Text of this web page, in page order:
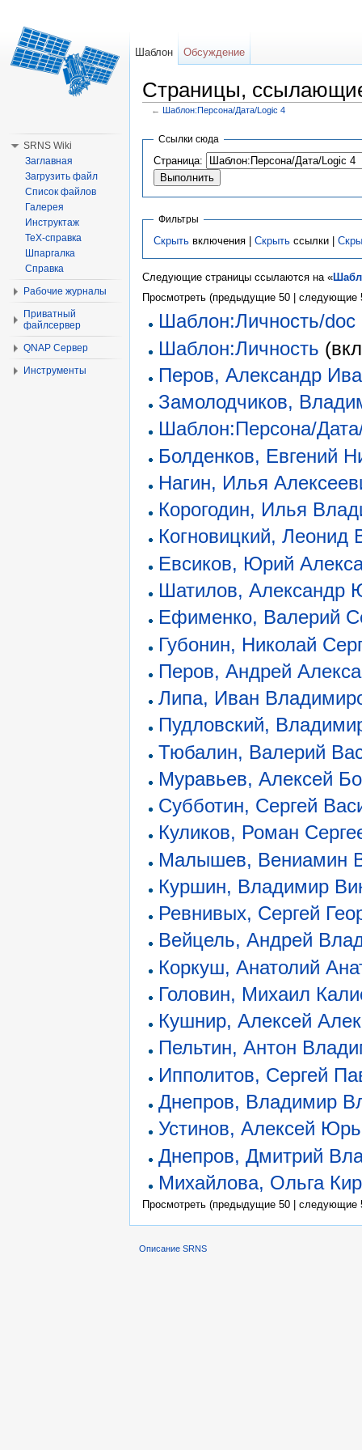
Страницы,
← Шаблон:Персона/Дата/Logic 4
Ссылки сюда
Страница:
Фильтры
Скрытьвключения | Скрытьссылки |
Следующие страницы ссылаются на «
Просмотреть (предыдущие 50 | следующие
Шаблон:Личность/doc
Шаблон:Личность
Перов, Александр
Замолодчиков,
Шаблон:Персона/
Болденков, Евгений
Нагин, Илья
Корогодин, Илья
Когновицкий, Леонид
Евсиков, Юрий
Шатилов, Александр
Ефименко, Валерий
Губонин, Николай
Перов, Андрей
Липа, Иван
Пудловский,
Тюбалин, Валерий
Муравьев, Алексей
Субботин, Сергей
Куликов, Роман
Малышев, Вениамин
Куршин, Владимир
Ревнивых, Сергей
Вейцель, Андрей
Коркуш, Анатолий
Головин, Михаил
Кушнир, Алексей
Пельтин, Антон
Ипполитов, Сергей
Днепров, Владимир
Устинов, Алексей
Днепров, Дмитрий
Михайлова, Ольга
Просмотреть (предыдущие 50 | следующие
Шаблон Обсуждение
SRNS Wiki
Заглавная
Загрузить файл
Список файлов
Галерея
Инструктаж
TeX-справка
Шпаргалка
Справка
Рабочие журналы
Приватный
файлсервер
QNAP Сервер
Инструменты
Описание SRNS